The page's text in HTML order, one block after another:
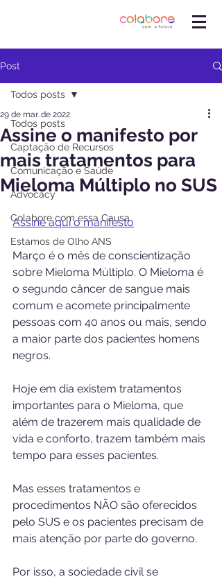
Post
Todos posts
Captação de Recursos
Comunicação e Saúde
Advocacy
Colabore com essa Causa
Estamos de Olho ANS
Todos posts
Assine o manifesto por
mais tratamentos para
Mieloma Múltiplo no SUS
29 de mar. de 2022
Assine aqui o manifesto
Março é o mês de conscientização
sobre Mieloma Múltiplo. O Mieloma é
o segundo câncer de sangue mais
comum e acomete principalmente
pessoas com 40 anos ou mais, sendo
a maior parte dos pacientes homens
negros.
Hoje em dia existem tratamentos
importantes para o Mieloma, que
além de trazerem mais qualidade de
vida e conforto, trazem também mais
tempo para esses pacientes.
Mas esses tratamentos e
procedimentos NÃO são oferecidos
pelo SUS e os pacientes precisam de
mais atenção por parte do governo.
Por isso, a sociedade civil se